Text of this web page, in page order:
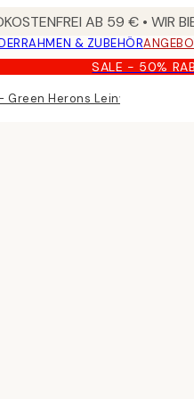
AB 59 € • WIR
RAHMEN & ZUBEHÖR
SALE - 50%
Green Herons Leinwandbild